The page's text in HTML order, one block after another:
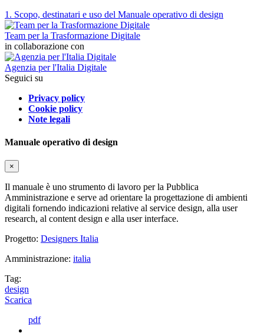
1. Scopo, destinatari e uso del Manuale operativo di design
Team per la Trasformazione Digitale
in collaborazione con
Agenzia per l'Italia Digitale
Seguici su
Privacy policy
Cookie policy
Note legali
Manuale operativo di design
×
Il manuale è uno strumento di lavoro per la Pubblica
Amministrazione e serve ad orientare la progettazione di ambienti
digitali fornendo indicazioni relative al service design, alla user
research, al content design e alla user interface.
Progetto: Designers Italia
Amministrazione: italia
Tag:
design
Scarica
pdf